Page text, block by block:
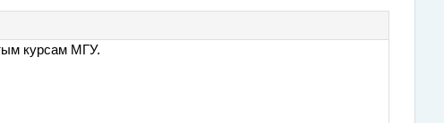
курсам МГУ.